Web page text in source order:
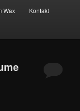
Wax Kontakt